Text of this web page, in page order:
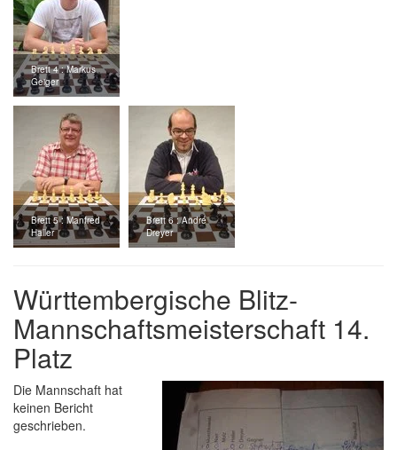
Brett 4 : Markus
Geiger
Brett 5 : Manfred
Haller
Brett 6 : André
Dreyer
Württembergische Blitz-
Mannschaftsmeisterschaft 14.
Platz
Die Mannschaft hat
keinen Bericht
geschrieben.